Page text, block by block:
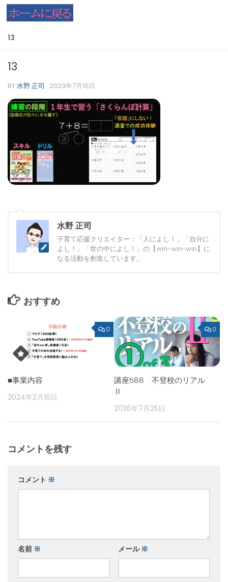
コンテンツへスキップ
13
13
BY水野 正司 · 2023年7月10日
水野 正司
子育て応援クリエイター：「人によし！」「自分に
よし！」「世の中によし！」の【win-win-win】に
なる活動を創造しています。
おすすめ
0
■事業内容
2024年2月16日
0
講座588 不登校のリアル
Ⅱ
2026年7月25日
コメントを残す
コメント ※
名前 ※ メール ※